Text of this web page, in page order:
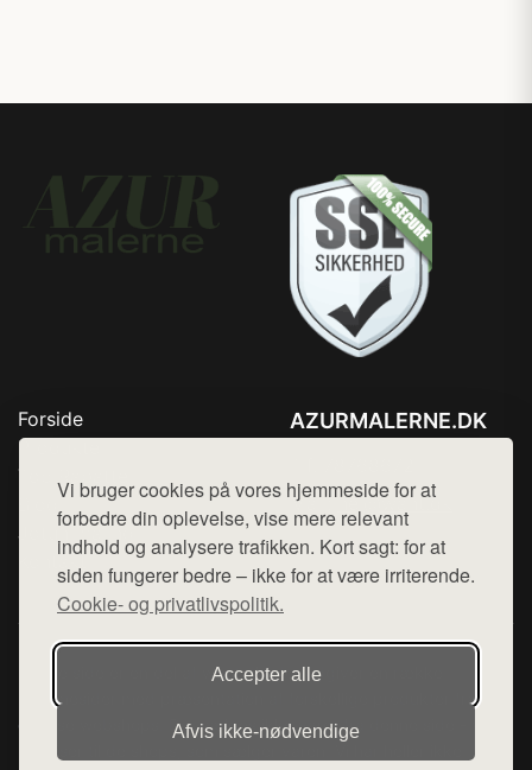
Vi bruger cookies på vores hjemmeside for at
forbedre din oplevelse, vise mere relevant
indhold og analysere trafikken. Kort sagt: for at
siden fungerer bedre – ikke for at være irriterende.
Cookie- og privatlivspolitik.
Accepter alle
Afvis ikke‑nødvendige
Forside
Produkter
Top Rabatter
Jotun maling
Kontakt
AZURMALERNE.DK
Mail:hej@want.dk
Cookie- og privatlivspolitik
Denne side er en del af want.dk, der udgiver en række
hjemmesider med præsentation af forskellige produkter fra
diverse webshops. Der sælges ikke varer fra denne side - vi
henviser til de shops, som sælger varen. Vi har heller ikke